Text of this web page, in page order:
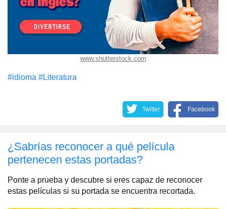
www.shutterstock.com
#idioma #Literatura
Twitter Facebook
¿Sabrías reconocer a qué película
pertenecen estas portadas?
Ponte a prueba y descubre si eres capaz de reconocer
estas películas si su portada se encuentra recortada.